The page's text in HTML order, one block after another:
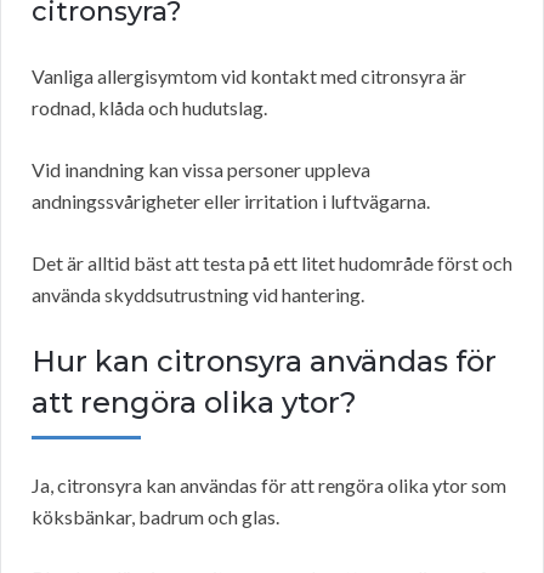
citronsyra?
Vanliga allergisymtom vid kontakt med citronsyra är
rodnad, klåda och hudutslag.
Vid inandning kan vissa personer uppleva
andningssvårigheter eller irritation i luftvägarna.
Det är alltid bäst att testa på ett litet hudområde först och
använda skyddsutrustning vid hantering.
Hur kan citronsyra användas för
att rengöra olika ytor?
Ja, citronsyra kan användas för att rengöra olika ytor som
köksbänkar, badrum och glas.